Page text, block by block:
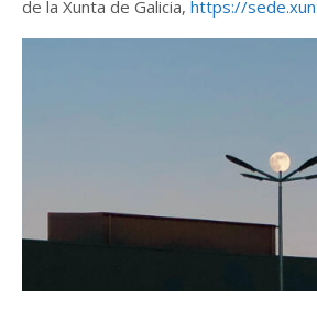
de la Xunta de Galicia, https://